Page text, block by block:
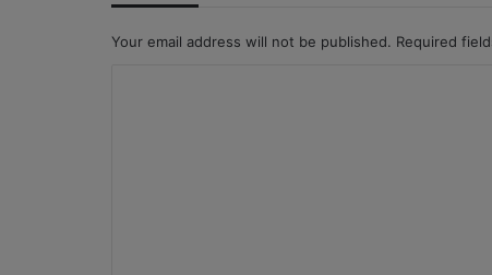
Your email address will not be published. Required